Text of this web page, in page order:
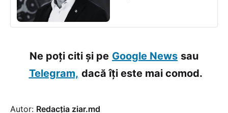
Ne poți citi și pe Google News sau
Telegram, dacă îți este mai comod.
Autor: Redacția ziar.md